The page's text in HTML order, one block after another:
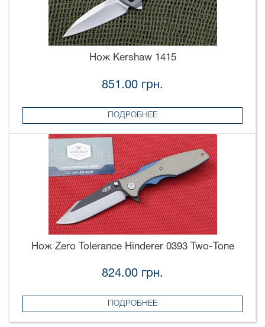
Нож Kershaw 1415
851.00 грн.
ПОДРОБНЕЕ
Нож Zero Tolerance Hinderer 0393 Two-Tone
824.00 грн.
ПОДРОБНЕЕ